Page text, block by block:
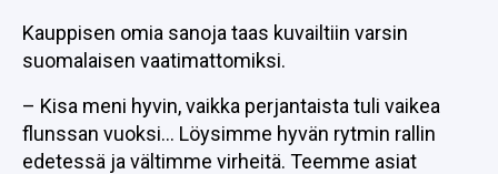
Kauppisen omia sanoja taas kuvailtiin varsin
suomalaisen vaatimattomiksi.
– Kisa meni hyvin, vaikka perjantaista tuli vaikea
flunssan vuoksi… Löysimme hyvän rytmin rallin
edetessä ja vältimme virheitä. Teemme asiat